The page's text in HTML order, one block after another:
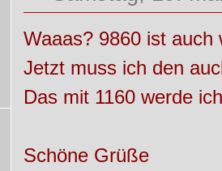
Waaas? 9860 ist
Jetzt muss ich den
Das mit 1160 werde
Schöne Grüße